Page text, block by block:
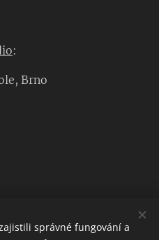
:
Brno
DECOR
správné fungování a